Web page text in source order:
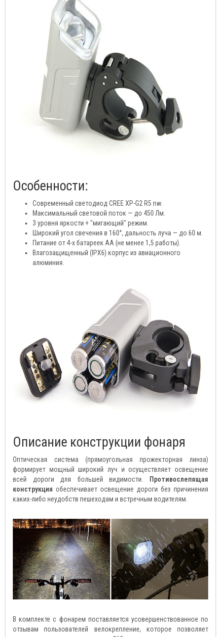
Особенности:
Современный светодиод CREE XP-G2 R5 nw.
Максимальный световой поток — до 450 Лм.
3 уровня яркости + "мигающий" режим.
Широкий угол свечения в 160°, дальность луча — до 60 м.
Питание от 4-х батареек АА (не менее 1,5 работы).
Влагозащищенный (IPX6) корпус из авиационного
алюминия.
Описание конструкции фонаря
Оптическая система (прямоугольная прожекторная линза)
формирует мощный широкий луч и осуществляет освещение
всей дороги для большей видимости.
Противослепящая
конструкция обеспечивает освещение дороги без причинения
каких-либо неудобств пешеходам и встречным водителям.
В комплекте с фонарем поставляется усовершенствованное по
отзывам пользователей велокрепление, которое позволяет